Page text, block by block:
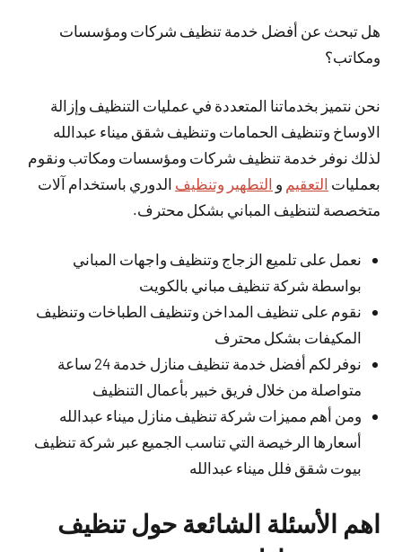
هل تبحث عن أفضل خدمة تنظيف شركات ومؤسسات
ومكاتب؟
نحن نتميز بخدماتنا المتعددة في عمليات التنظيف وإزالة
الاوساخ وتنظيف الحمامات وتنظيف شقق ميناء عبدالله
لذلك نوفر خدمة تنظيف شركات ومؤسسات ومكاتب ونقوم
بعمليات التعقيم و التطهير وتنظيف الدوري باستخدام آلات
متخصصة لتنظيف المباني بشكل محترف.
نعمل على تلميع الزجاج وتنظيف واجهات المباني
بواسطة شركة تنظيف مباني بالكويت
نقوم على تنظيف المداخن وتنظيف الطباخات وتنظيف
المكيفات بشكل محترف
نوفر لكم أفضل خدمة تنظيف منازل خدمة 24 ساعة
متواصلة من خلال فريق خبير بأعمال التنظيف
ومن أهم مميزات شركة تنظيف منازل ميناء عبدالله
أسعارها الرخيصة التي تناسب الجميع عبر شركة تنظيف
بيوت شقق فلل ميناء عبدالله
اهم الأسئلة الشائعة حول تنظيف